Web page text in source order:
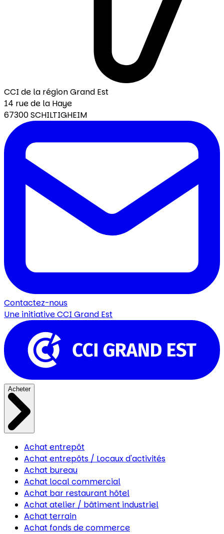
CCI de la région Grand Est
14 rue de la Haye
67300 SCHILTIGHEIM
Contactez-nous
Une initiativeCCI Grand Est
Acheter
Achat entrepôt
Achat entrepôts / Locaux d'activités
Achat bureau
Achat local commercial
Achat bar restaurant hôtel
Achat atelier / bâtiment industriel
Achat terrain
Achat fonds de commerce